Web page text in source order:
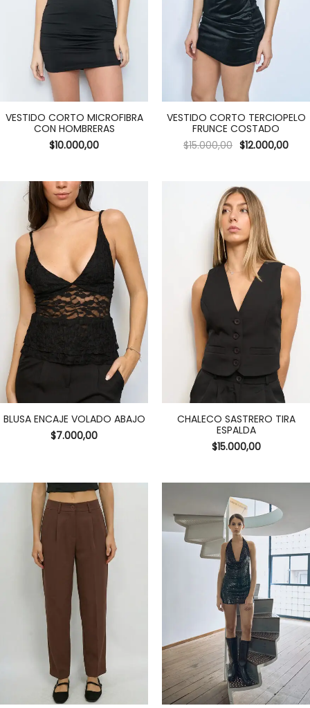
VESTIDO CORTO MICROFIBRA
CON HOMBRERAS
$10.000,00
VESTIDO CORTO TERCIOPELO
FRUNCE COSTADO
$15.000,00 $12.000,00
BLUSA ENCAJE VOLADO ABAJO
$7.000,00
CHALECO SASTRERO TIRA
ESPALDA
$15.000,00